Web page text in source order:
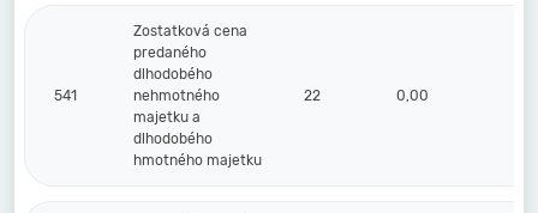
541
Zostatková cena
predaného
dlhodobého
nehmotného
majetku a
dlhodobého
hmotného majetku
22 0,00